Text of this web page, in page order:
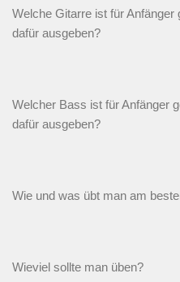
Welche Gitarre ist für
dafür ausgeben?
Welcher Bass ist für Anfänger
dafür ausgeben?
Wie und was übt man am
Wieviel sollte man üben?